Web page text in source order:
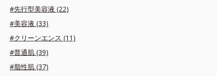
#先行型美容液 (22)
#美容液 (33)
#クリーンエンス (11)
#普通肌 (39)
#脂性肌 (37)